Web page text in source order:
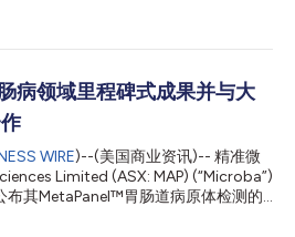
医生识别和解决常规检测经常漏诊的
全标记物等结果，可为靶向治疗策略
续调查结果的独立研究中，三分之二
示，在根据检测结果调整治疗方案
些结果凸显了MetaXplore检测结果在
预后方面的临床价值，表明其有望重塑
新的护理标准。对MetaXplore目标患
深入分析估计，美国、德国、意大利、
病领域里程碑式成果并与大
WIRE)--(美国商业资讯)-- 精准微
Limited (ASX: MAP) (“Microba”)
布其MetaPanel™胃肠道病原体检测的